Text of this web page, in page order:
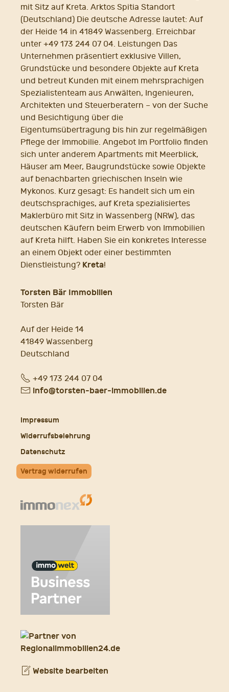
mit Sitz auf Kreta. Arktos Spitia Standort
(Deutschland) Die deutsche Adresse lautet: Auf
der Heide 14 in 41849 Wassenberg. Erreichbar
unter +49 173 244 07 04. Leistungen Das
Unternehmen präsentiert exklusive Villen,
Grundstücke und besondere Objekte auf Kreta
und betreut Kunden mit einem mehrsprachigen
Spezialistenteam aus Anwälten, Ingenieuren,
Architekten und Steuerberatern – von der Suche
und Besichtigung über die
Eigentumsübertragung bis hin zur regelmäßigen
Pflege der Immobilie. Angebot Im Portfolio finden
sich unter anderem Apartments mit Meerblick,
Häuser am Meer, Baugrundstücke sowie Objekte
auf benachbarten griechischen Inseln wie
Mykonos. Kurz gesagt: Es handelt sich um ein
deutschsprachiges, auf Kreta spezialisiertes
Maklerbüro mit Sitz in Wassenberg (NRW), das
deutschen Käufern beim Erwerb von Immobilien
auf Kreta hilft. Haben Sie ein konkretes Interesse
an einem Objekt oder einer bestimmten
Dienstleistung? Kreta!
Torsten Bär Immobilien
Torsten Bär
Auf der Heide 14
41849 Wassenberg
Deutschland
Fon+49 173 244 07 04
E- info@torsten-baer-immobilien.de
Impressum
Widerrufsbelehrung
Datenschutz
Vertrag widerrufen
Website bearbeiten